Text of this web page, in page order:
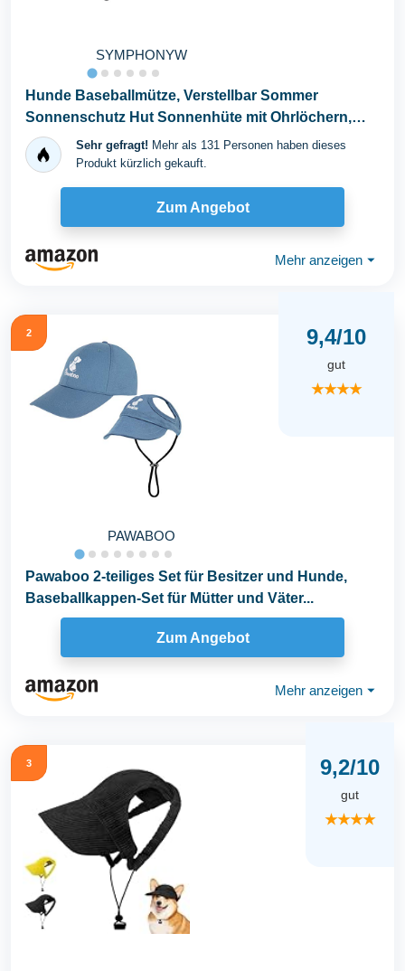
SYMPHONYW
Hunde Baseballmütze, Verstellbar Sommer
Sonnenschutz Hut Sonnenhüte mit Ohrlöchern,
Haustier...Sehr gefragt! Mehr als 131 Personen haben dieses
Produkt kürzlich gekauft.
Zum Angebot
Mehr anzeigen ⏷
2
PAWABOO
9,4/10
gut
★★★★
Pawaboo 2-teiliges Set für Besitzer und Hunde,
Baseballkappen-Set für Mütter und Väter...
Zum Angebot
Mehr anzeigen ⏷
3 9,2/10
gut
★★★★